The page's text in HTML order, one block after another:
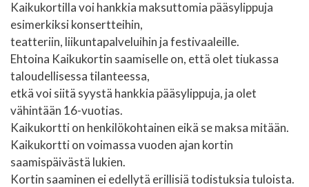
Kaikukortilla voi hankkia maksuttomia pääsylippuja
esimerkiksi konsertteihin,
teatteriin, liikuntapalveluihin ja festivaaleille.
Ehtoina Kaikukortin saamiselle on, että olet tiukassa
taloudellisessa tilanteessa,
etkä voi siitä syystä hankkia pääsylippuja, ja olet
vähintään 16-vuotias.
Kaikukortti on henkilökohtainen eikä se maksa mitään.
Kaikukortti on voimassa vuoden ajan kortin
saamispäivästä lukien.
Kortin saaminen ei edellytä erillisiä todistuksia tuloista.